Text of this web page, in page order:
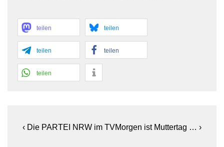
teilen teilen
teilen teilen
teilen
Beitragsnavigation
Previous
‹ Die PARTEI NRW im TVNext
Morgen ist Muttertag … ›